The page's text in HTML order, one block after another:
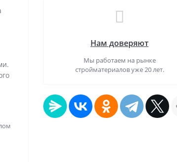
Нам доверяют
Мы работаем на рынке
стройматериалов уже 20 лет.